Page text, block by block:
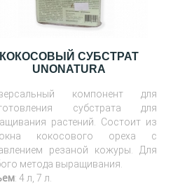
КОКОСОВЫЙ СУБСТРАТ
UNONATURA
компонент для
субстрата для
растений. Состоит из
кокосового ореха с
резаной кожуры. Для
метода выращивания.
: 4 л, 7 л.